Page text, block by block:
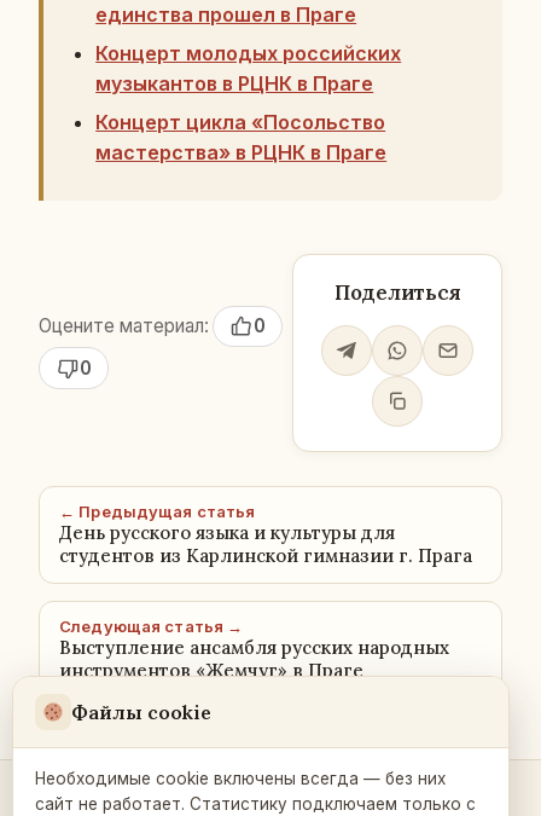
единства прошел в Праге
Концерт молодых российских
музыкантов в РЦНК в Праге
Концерт цикла «Посольство
мастерства» в РЦНК в Праге
Оцените материал:
0
0
Поделиться
← Предыдущая статья
День русского языка и культуры для
студентов из Карлинской гимназии г. Прага
Следующая статья →
Выступление ансамбля русских народных
инструментов «Жемчуг» в Праге
Файлы cookie
Необходимые cookie включены всегда — без них
сайт не работает. Статистику подключаем только с